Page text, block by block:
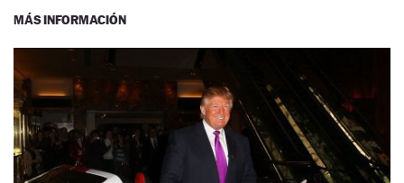
MÁS INFORMACIÓN